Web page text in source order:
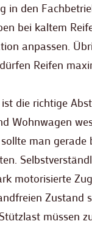
in den
bei kaltem
anpassen.
Reifen
die richtige
Wohnwagen
man gerade
motorisierte
Zustand
müssen